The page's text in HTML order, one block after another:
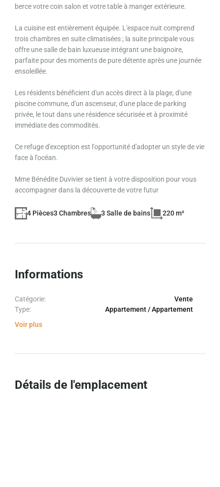
berce votre coin salon et votre table à manger extérieure.
La cuisine est entièrement équipée. L'espace nuit comprend
trois chambres en suite climatisées ; la suite principale vous
offre une salle de bain luxueuse intégrant une baignoire,
parfaite pour des moments de pure détente après une journée
ensoleillée.
Les résidents bénéficient d'un accès direct à la plage, d'une
piscine commune, d'un ascenseur, d'une place de parking
privée, le tout dans une résidence sécurisée et à proximité
immédiate des commodités.
Ce refuge d'exception est l'opportunité d'adopter un style de vie
face à l'océan.
Mme Bénédite Duvivier se tient à votre disposition pour vous
accompagner dans la découverte de votre futur
4 Pièces3 Chambres 3 Salle de bains 220 m²
Informations
Catégorie:
Vente
Type:
Appartement / Appartement
Voir plus
Détails de l'emplacement